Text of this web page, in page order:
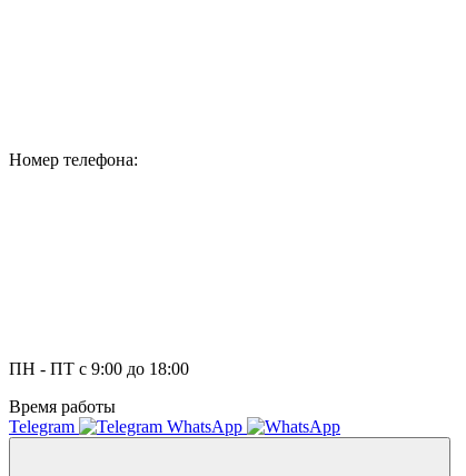
Номер телефона:
ПН - ПТ с 9:00 до 18:00
Время работы
Telegram
WhatsApp